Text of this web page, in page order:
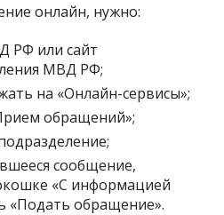
онлайн, нужно:
РФ или сайт
МВД РФ;
на «Онлайн-сервисы»;
обращений»;
сообщение,
«С информацией
«Подать обращение».